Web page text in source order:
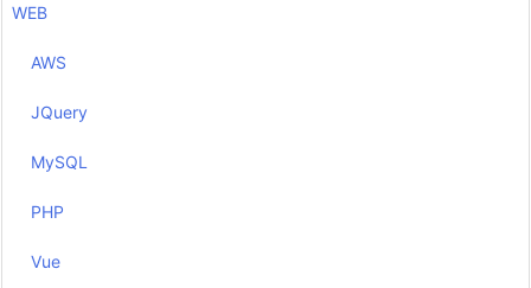
WEB
AWS
JQuery
MySQL
PHP
Vue